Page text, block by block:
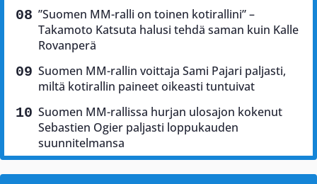
”Suomen MM-ralli on toinen kotirallini” –
Takamoto Katsuta halusi tehdä saman kuin Kalle
Rovanperä
Suomen MM-rallin voittaja Sami Pajari paljasti,
miltä kotirallin paineet oikeasti tuntuivat
Suomen MM-rallissa hurjan ulosajon kokenut
Sebastien Ogier paljasti loppukauden
suunnitelmansa